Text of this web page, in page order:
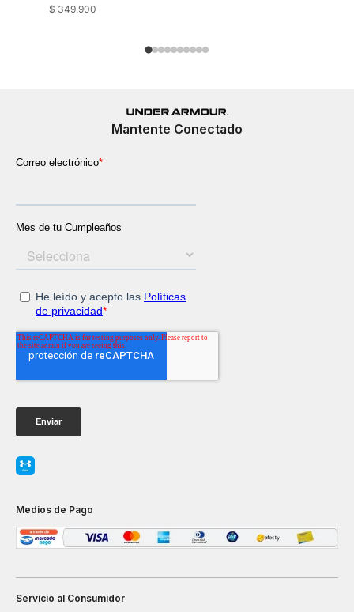
$ 349.900
Mantente Conectado
Medios de Pago
Servicio al Consumidor